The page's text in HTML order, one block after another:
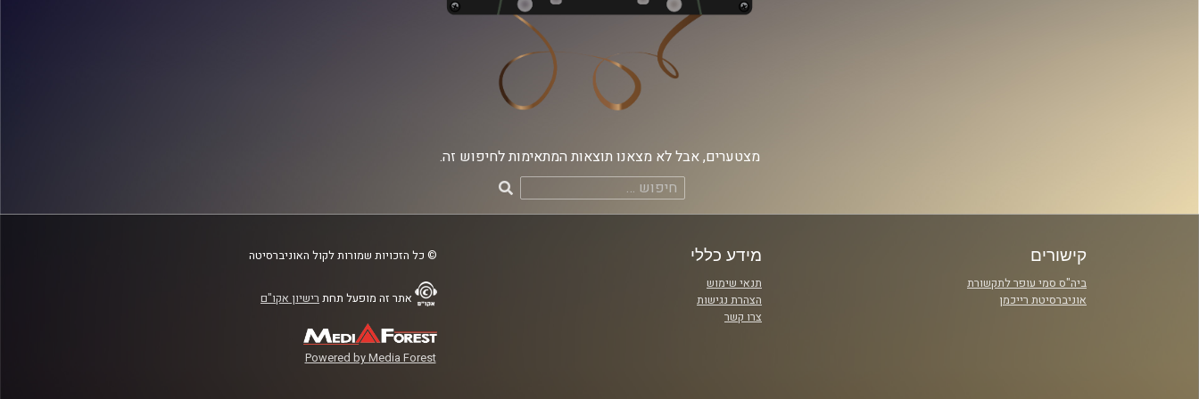
מצטערים, אבל לא מצאנו תוצאות המתאימות לחיפוש זה.
חיפוש:
קישורים
ביה"ס סמי עופר לתקשורת
אוניברסיטת רייכמן
מידע כללי
תנאי שימוש
הצהרת נגישות
צרו קשר
© כל הזכויות שמורות לקול האוניברסיטה
אתר זה מופעל תחת רישיון אקו"ם
Powered by Media Forest